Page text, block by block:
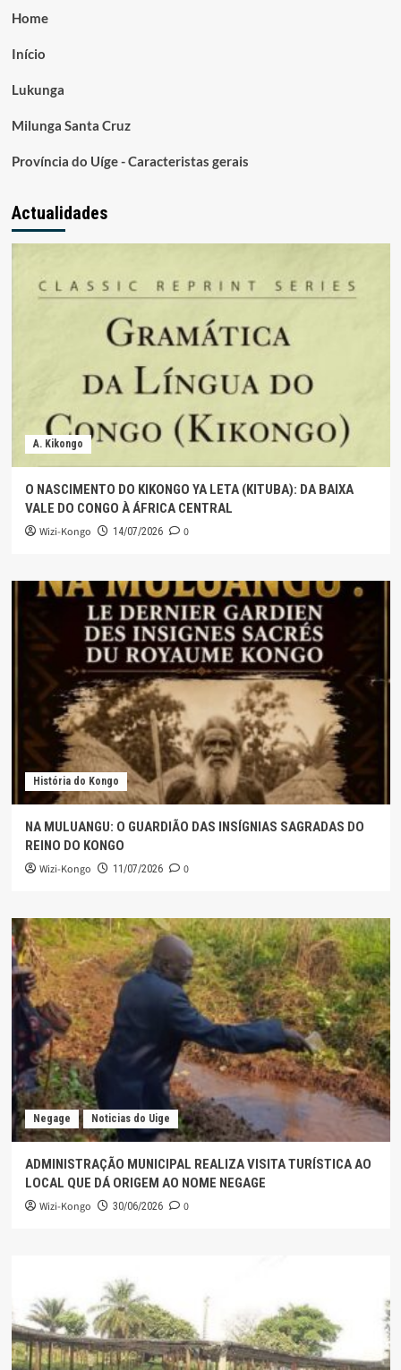
Home
Início
Lukunga
Milunga Santa Cruz
Província do Uíge - Caracteristas gerais
Actualidades
A. Kikongo
O NASCIMENTO DO KIKONGO YA LETA (KITUBA): DA BAIXA
VALE DO CONGO À ÁFRICA CENTRAL
Wizi-Kongo 14/07/2026 0
História do Kongo
NA MULUANGU: O GUARDIÃO DAS INSÍGNIAS SAGRADAS DO
REINO DO KONGO
Wizi-Kongo 11/07/2026 0
Negage Noticias do Uige
ADMINISTRAÇÃO MUNICIPAL REALIZA VISITA TURÍSTICA AO
LOCAL QUE DÁ ORIGEM AO NOME NEGAGE
Wizi-Kongo 30/06/2026 0